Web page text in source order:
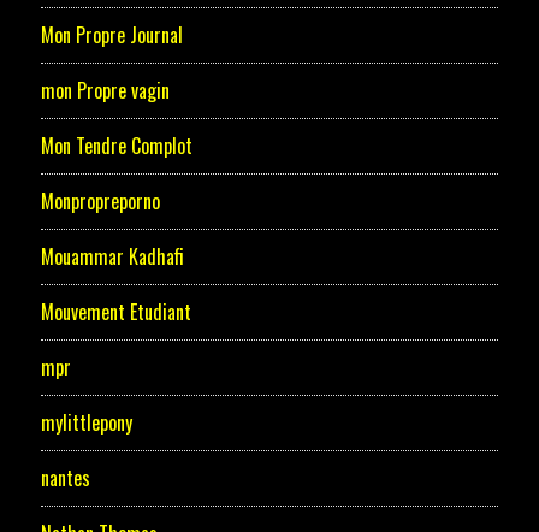
Mon Propre Journal
mon Propre vagin
Mon Tendre Complot
Monpropreporno
Mouammar Kadhafi
Mouvement Etudiant
mpr
mylittlepony
nantes